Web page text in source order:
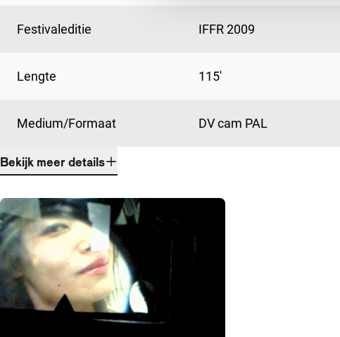
Festivaleditie IFFR 2009
Lengte 115'
Medium/Formaat DV cam PAL
Bekijk meer details